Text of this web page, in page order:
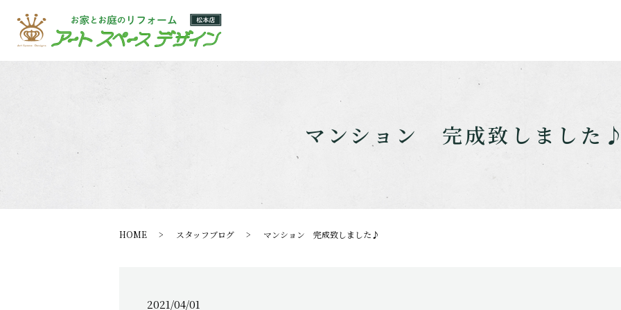
マンション 完成致しました
HOME スタッフブログ マンション 完成致しました♪
2021/04/01